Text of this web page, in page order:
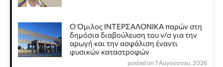
Ο Όμιλος ΙΝΤΕΡΣΑΛΟΝΙΚΑ παρών στη
δημόσια διαβούλευση του ν/σ για την
αρωγή και την ασφάλιση έναντι
φυσικών καταστροφών
posted on 7 Αυγούστου, 2026